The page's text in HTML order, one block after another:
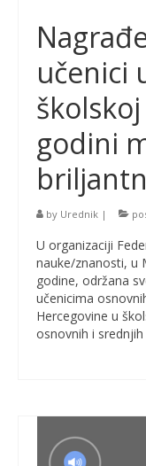
učenici
godini
by Urednik |
U organizaciji
nauke/znanosti, u
godine, održana
učenicima
Hercegovine u
osnovnih i